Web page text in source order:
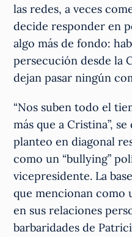
las redes, a veces
decide responder en
algo más de fondo:
persecución desde la
dejan pasar ningún
“Nos suben todo el
más que a Cristina”,
planteo en diagonal
como un “bullying”
vicepresidente. La
que mencionan como
en sus relaciones
barbaridades de